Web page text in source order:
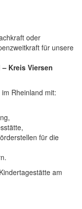
Kreis Viersen
Rheinland mit:
für die
am